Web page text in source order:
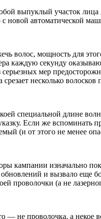
выпуклый участок
новой автоматической
волос, мощность для
каждую секунду
мер
срезает несколько
специальной длине
Если же вспоминать
(и от этого не менее
кампании изначально
и вызвало еще
проволочки (а не
— не проволочка, а некое